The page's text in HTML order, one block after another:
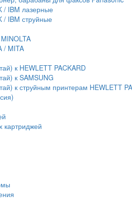
/ IBM лазерные
/ IBM струйные
/ MITA
к HEWLETT PACKARD
к SAMSUNG
к струйным принтерам HEWLETT
картриджей